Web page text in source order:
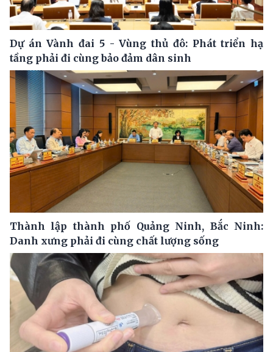
Dự án Vành đai 5 - Vùng thủ đô: Phát triển hạ
tầng phải đi cùng bảo đảm dân sinh
Thành lập thành phố Quảng Ninh, Bắc Ninh:
Danh xưng phải đi cùng chất lượng sống